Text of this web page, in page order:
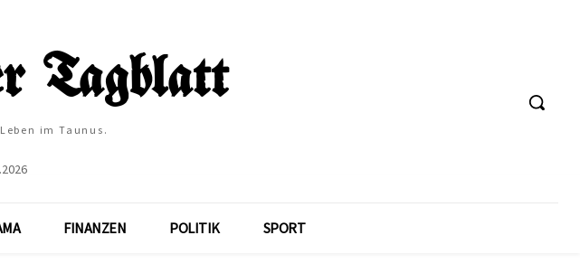
im Taunus.
FINANZEN POLITIK SPORT